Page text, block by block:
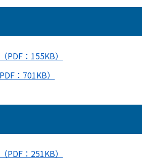
：155KB）
：701KB）
：251KB）